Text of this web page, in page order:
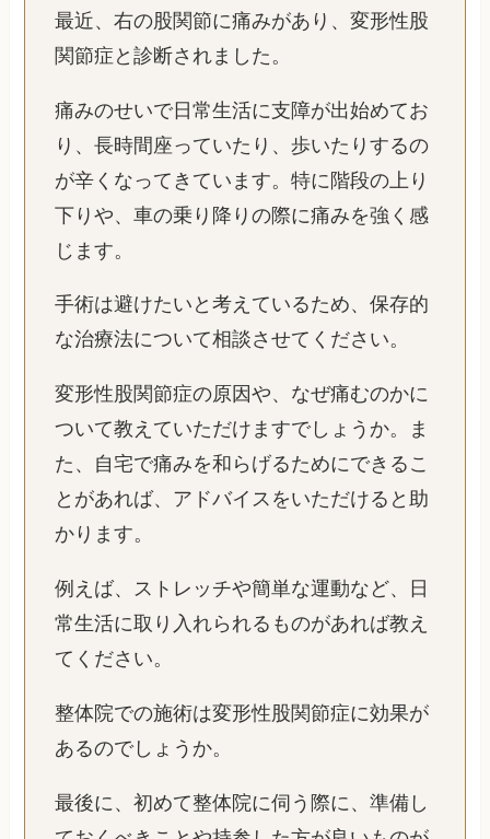
最近、右の股関節に痛みがあり、変形性股
関節症と診断されました。
痛みのせいで日常生活に支障が出始めてお
り、長時間座っていたり、歩いたりするの
が辛くなってきています。特に階段の上り
下りや、車の乗り降りの際に痛みを強く感
じます。
手術は避けたいと考えているため、保存的
な治療法について相談させてください。
変形性股関節症の原因や、なぜ痛むのかに
ついて教えていただけますでしょうか。ま
た、自宅で痛みを和らげるためにできるこ
とがあれば、アドバイスをいただけると助
かります。
例えば、ストレッチや簡単な運動など、日
常生活に取り入れられるものがあれば教え
てください。
整体院での施術は変形性股関節症に効果が
あるのでしょうか。
最後に、初めて整体院に伺う際に、準備し